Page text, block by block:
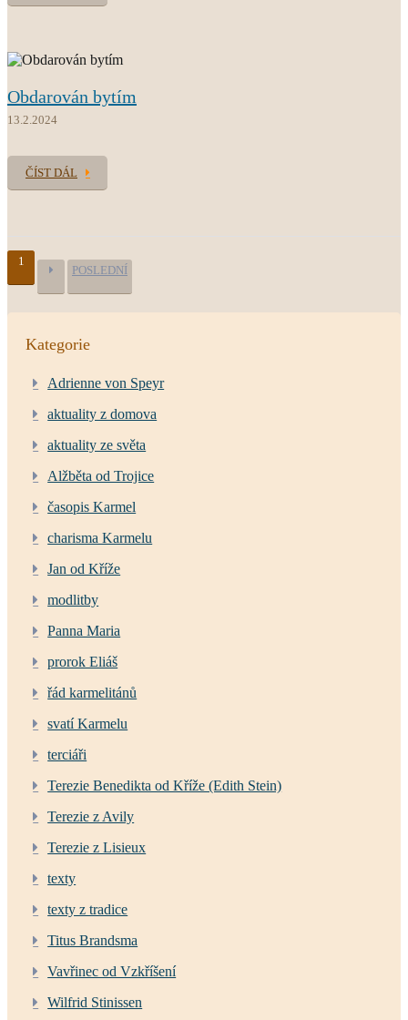
Obdarován bytím
13.2.2024
ČÍST DÁL
1
POSLEDNÍ
Kategorie
Adrienne von Speyr
aktuality z domova
aktuality ze světa
Alžběta od Trojice
časopis Karmel
charisma Karmelu
Jan od Kříže
modlitby
Panna Maria
prorok Eliáš
řád karmelitánů
svatí Karmelu
terciáři
Terezie Benedikta od Kříže (Edith Stein)
Terezie z Avily
Terezie z Lisieux
texty
texty z tradice
Titus Brandsma
Vavřinec od Vzkříšení
Wilfrid Stinissen